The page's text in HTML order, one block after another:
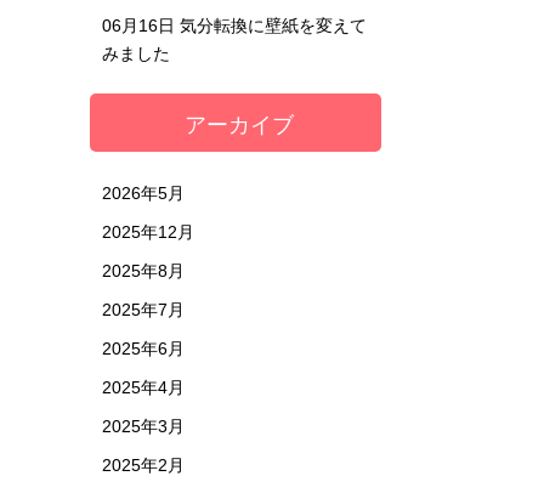
06月16日 気分転換に壁紙を変えて
みました
アーカイブ
2026年5月
2025年12月
2025年8月
2025年7月
2025年6月
2025年4月
2025年3月
2025年2月